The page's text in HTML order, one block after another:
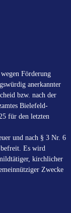
Förderung
anerkannter
bzw. nach der
Bielefeld-
für den letzten
und nach § 3 Nr. 6
befreit. Es wird
kirchlicher
Zwecke